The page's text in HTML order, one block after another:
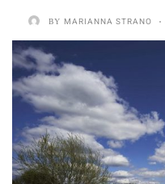
BY MARIANNA STRANO